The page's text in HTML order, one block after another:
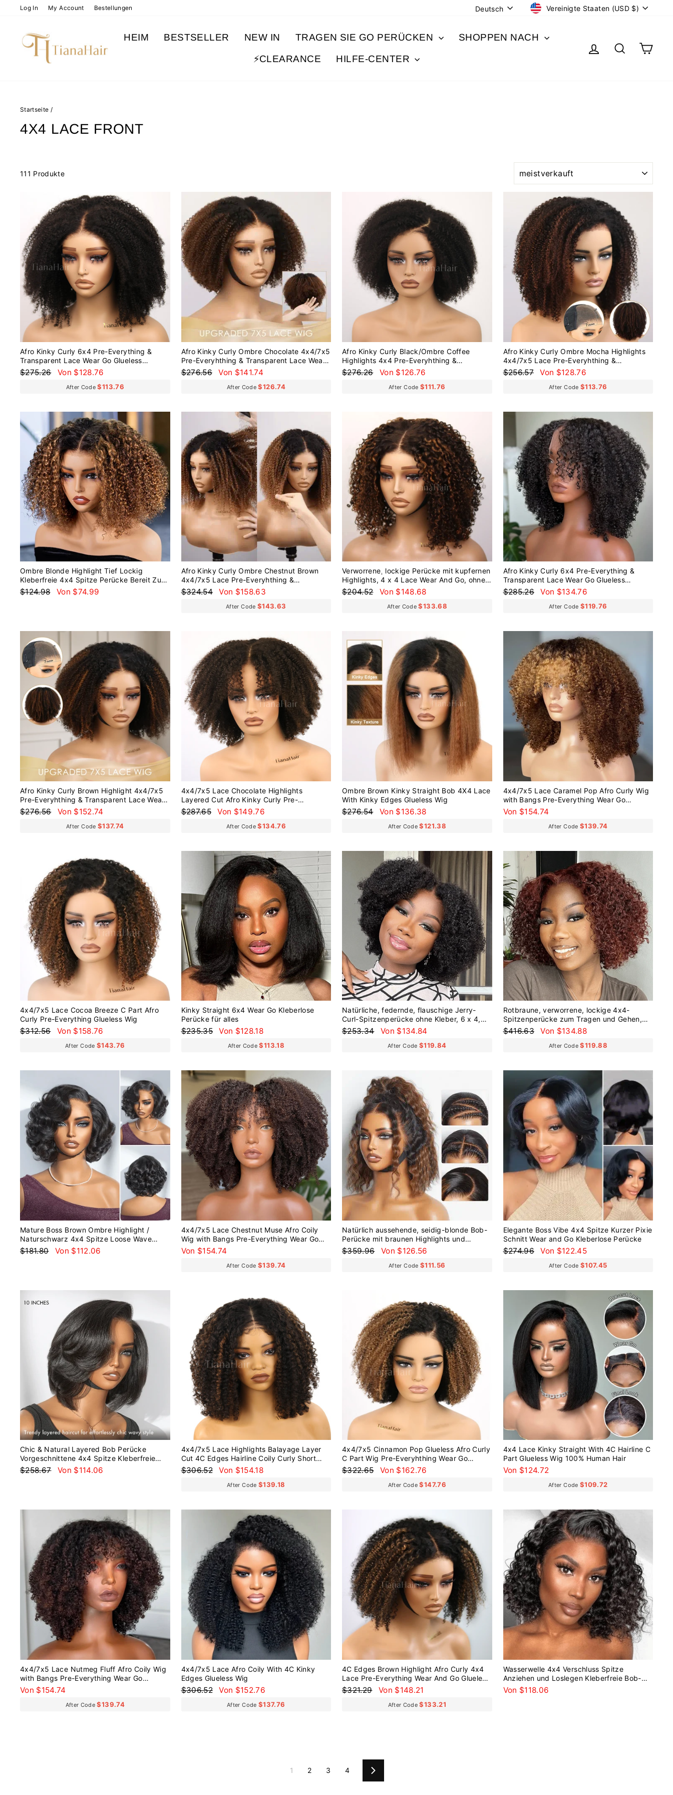
Log In My Account Bestellungen SPRACHE
Deutsch WÄHRUNG
Vereinigte Staaten (USD $)
HEIM BESTSELLER NEW IN TRAGEN SIE GO PERÜCKEN SHOPPEN NACH
⚡️CLEARANCE HILFE-CENTER
EINLOGGEN
SUCHE
Startseite /
4X4 LACE FRONT
111 Produkte
Afro Kinky Curly 6x4 Pre-Everything &
Transparent Lace Wear Go Glueless
Perücke
Normaler
$275.26 Sonderpreis
Von $128.76
After Code$113.76
Afro Kinky Curly Ombre Chocolate 4x4/7x5
Pre-Everyhthing & Transparent Lace Wear
Go Glueless Wig
Normaler
$276.56 Sonderpreis
Von $141.74
After Code$126.74
Afro Kinky Curly Black/Ombre Coffee
Highlights 4x4 Pre-Everyhthing &
Transparent Lace Wear Go Glueless Wig
Normaler
$276.26 Sonderpreis
Von $126.76
After Code $111.76
Afro Kinky Curly Ombre Mocha Highlights
4x4/7x5 Lace Pre-Everyhthing &
Transparent Lace Wear Go Glueless Wig
Normaler
$256.57 Sonderpreis
Von $128.76
After Code $113.76
Ombre Blonde Highlight Tief Lockig
Kleberfreie 4x4 Spitze Perücke Bereit Zu
Gehen
Normaler
$124.98 Sonderpreis
Von $74.99
Afro Kinky Curly Ombre Chestnut Brown
4x4/7x5 Lace Pre-Everyhthing &
Transparent Lace Wear Go Glueless Wig
Normaler
$324.54 Sonderpreis
Von $158.63
After Code $143.63
Verworrene, lockige Perücke mit kupfernen
Highlights, 4 x 4 Lace Wear And Go, ohne
Kleber
Normaler
$204.52 Sonderpreis
Von $148.68
After Code$133.68
Afro Kinky Curly 6x4 Pre-Everything &
Transparent Lace Wear Go Glueless
Perücke
Normaler
$285.26 Sonderpreis
Von $134.76
After Code $119.76
Afro Kinky Curly Brown Highlight 4x4/7x5
Pre-Everyhthing & Transparent Lace Wear
Go Glueless Wig
Normaler
$276.56 Sonderpreis
Von $152.74
After Code $137.74
4x4/7x5 Lace Chocolate Highlights
Layered Cut Afro Kinky Curly Pre-
Everyhthing Wear Go Glueless Wig
Normaler
$287.65 Sonderpreis
Von $149.76
After Code$134.76
Ombre Brown Kinky Straight Bob 4X4 Lace
With Kinky Edges Glueless Wig
Normaler
$276.54 Sonderpreis
Von $136.38
After Code$121.38
4x4/7x5 Lace Caramel Pop Afro Curly Wig
with Bangs Pre-Everything Wear Go
Glueless Wig
Von $154.74
After Code $139.74
4x4/7x5 Lace Cocoa Breeze C Part Afro
Curly Pre-Everything Glueless Wig
Normaler
$312.56 Sonderpreis
Von $158.76
After Code $143.76
Reduziert
Kinky Straight 6x4 Wear Go Kleberlose
Perücke für alles
Normaler
$235.35 Sonderpreis
Von $128.18
After Code$113.18
Reduziert
Natürliche, federnde, flauschige Jerry-
Curl-Spitzenperücke ohne Kleber, 6 x 4,
sofort einsatzbereit
Normaler
$253.34 Sonderpreis
Von $134.84
After Code $119.84
Rotbraune, verworrene, lockige 4x4-
Spitzenperücke zum Tragen und Gehen,
ohne Kleber, kurze, lockige Perücke
Normaler
$416.63 Sonderpreis
Von $134.88
After Code$119.88
Mature Boss Brown Ombre Highlight /
Naturschwarz 4x4 Spitze Loose Wave
Glueless Lace Perücke Wear Go
Normaler
$181.80 Sonderpreis
Von $112.06
4x4/7x5 Lace Chestnut Muse Afro Coily
Wig with Bangs Pre-Everything Wear Go
Glueless Wig
Von $154.74
After Code $139.74
Natürlich aussehende, seidig-blonde Bob-
Perücke mit braunen Highlights und
stumpfem Schnitt, ohne Kleber, 6 x 4
Spitzenperücke
Normaler
$359.96 Sonderpreis
Von $126.56
After Code $111.56
Elegante Boss Vibe 4x4 Spitze Kurzer Pixie
Schnitt Wear and Go Kleberlose Perücke
Normaler
$274.96 Sonderpreis
Von $122.45
After Code $107.45
Chic & Natural Layered Bob Perücke
Vorgeschnittene 4x4 Spitze Kleberfreie
Perücke Echthaar
Normaler
$258.67 Sonderpreis
Von $114.06
4x4/7x5 Lace Highlights Balayage Layer
Cut 4C Edges Hairline Coily Curly Short
Bob Glueless Wig Human Hair
Normaler
$306.52 Sonderpreis
Von $154.18
After Code $139.18
4x4/7x5 Cinnamon Pop Glueless Afro Curly
C Part Wig Pre-Everyhthing Wear Go
Glueless Wig
Normaler
$322.65 Sonderpreis
Von $162.76
After Code$147.76
4x4 Lace Kinky Straight With 4C Hairline C
Part Glueless Wig 100% Human Hair
Von $124.72
After Code $109.72
4x4/7x5 Lace Nutmeg Fluff Afro Coily Wig
with Bangs Pre-Everything Wear Go
Glueless Wig
Von $154.74
After Code$139.74
4x4/7x5 Lace Afro Coily With 4C Kinky
Edges Glueless Wig
Normaler
$306.52 Sonderpreis
Von $152.76
After Code $137.76
4C Edges Brown Highlight Afro Curly 4x4
Lace Pre-Everything Wear And Go Glueless
Wig
Normaler
$321.29 Sonderpreis
Von $148.21
After Code$133.21
Wasserwelle 4x4 Verschluss Spitze
Anziehen und Loslegen Kleberfreie Bob-
Perücken 100 % Echthaar
Von $118.06
1 2 3 4 Vorwärts